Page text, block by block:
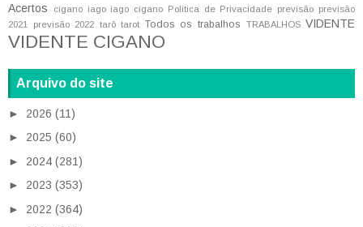
Acertos cigano iago iago cigano Política de Privacidade previsão previsão
2021
previsão 2022 tarô tarot Todos os trabalhos TRABALHOS VIDENTE
VIDENTE CIGANO
Arquivo do site
► 2026 (11)
► 2025 (60)
► 2024 (281)
► 2023 (353)
► 2022 (364)